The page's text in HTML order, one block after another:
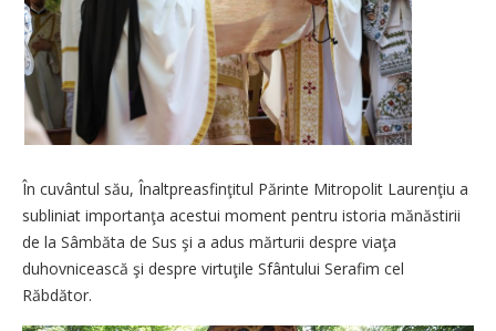
În cuvântul său, Înaltpreasfinţitul Părinte Mitropolit Laurenţiu a
subliniat importanţa acestui moment pentru istoria mănăstirii
de la Sâmbăta de Sus şi a adus mărturii despre viaţa
duhovnicească şi despre virtuţile Sfântului Serafim cel
Răbdător.